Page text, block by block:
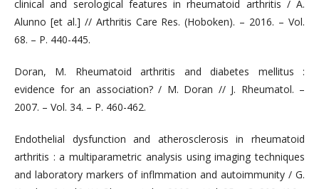
clinical and serological features in rheumatoid arthritis / A.
Alunno [et al.] // Arthritis Care Res. (Hoboken). – 2016. – Vol.
68. – P. 440-445.
Doran, M. Rheumatoid arthritis and diabetes mellitus :
evidence for an association? / M. Doran // J. Rheumatol. –
2007. – Vol. 34. – P. 460-462.
Endothelial dysfunction and atherosclerosis in rheumatoid
arthritis : a multiparametric analysis using imaging techniques
and laboratory markers of inflmmation and autoimmunity / G.